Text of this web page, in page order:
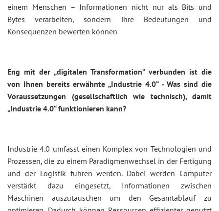
einem Menschen – Informationen nicht nur als Bits und
Bytes verarbeiten, sondern ihre Bedeutungen und
Konsequenzen bewerten können
Eng mit der „digitalen Transformation“ verbunden ist die
von Ihnen bereits erwähnte „Industrie 4.0“ - Was sind die
Voraussetzungen (gesellschaftlich wie technisch), damit
„Industrie 4.0“ funktionieren kann?
Industrie 4.0 umfasst einen Komplex von Technologien und
Prozessen, die zu einem Paradigmenwechsel in der Fertigung
und der Logistik führen werden. Dabei werden Computer
verstärkt dazu eingesetzt, Informationen zwischen
Maschinen auszutauschen um den Gesamtablauf zu